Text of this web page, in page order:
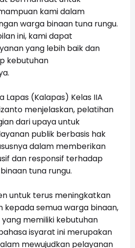
kami dalam
warga binaan tuna rungu.
ini, kami dapat
yang lebih baik dan
kebutuhan
Lapas (Kalapas) Kelas IIA
menjelaskan, pelatihan
dari upaya untuk
publik berbasis hak
dalam memberikan
dan responsif terhadap
tuna rungu.
untuk terus meningkatkan
kepada semua warga binaan,
memiliki kebutuhan
isyarat ini merupakan
mewujudkan pelayanan